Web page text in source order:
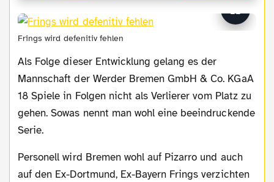
Frings wird defenitiv fehlen
Als Folge dieser Entwicklung gelang es der
Mannschaft der Werder Bremen GmbH & Co. KGaA
18 Spiele in Folgen nicht als Verlierer vom Platz zu
gehen. Sowas nennt man wohl eine beeindruckende
Serie.
Personell wird Bremen wohl auf Pizarro und auch
auf den Ex-Dortmund, Ex-Bayern Frings verzichten